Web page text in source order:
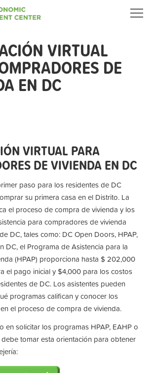
VIRTUAL
DE
EN DC
VIRTUAL PARA
DE VIVIENDA EN DC
paso para los residentes de DC
su primera casa en el Distrito. La
el proceso de compra de vivienda y los
para compradores de vivienda
DC, tales como: DC Open Doors, HPAP,
DC, el Programa de Asistencia para la
(HPAP) proporciona hasta $ 202,000
el pago inicial y $4,000 para los costos
de DC. Los asistentes pueden
programas califican y conocer los
el proceso de compra de vivienda.
en solicitar los programas HPAP, EAHP o
tomar esta orientación para obtener